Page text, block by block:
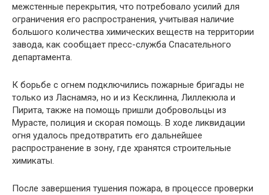
межстенные перекрытия, что потребовало усилий для
ограничения его распространения, учитывая наличие
большого количества химических веществ на территории
завода, как сообщает пресс-служба Спасательного
департамента.
К борьбе с огнем подключились пожарные бригады не
только из Ласнамяэ, но и из Кесклинна, Лиллекюла и
Пирита, также на помощь пришли добровольцы из
Мурасте, полиция и скорая помощь. В ходе ликвидации
огня удалось предотвратить его дальнейшее
распространение в зону, где хранятся строительные
химикаты.
После завершения тушения пожара, в процессе проверки